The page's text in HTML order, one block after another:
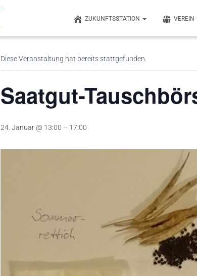
ZUKUNFTSSTATION VEREIN
« Alle Veranstaltungen
Diese Veranstaltung hat bereits stattgefunden.
Saatgut-
24. Januar @ 13:00 – 17:00